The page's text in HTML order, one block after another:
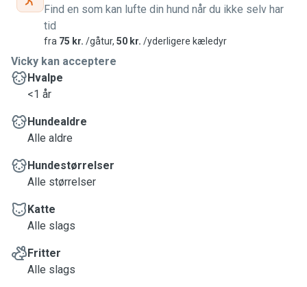
Find en som kan lufte din hund når du ikke selv har
tid
fra 75 kr. /gåtur, 50 kr. /yderligere kæledyr
Vicky kan acceptere
Hvalpe
<1 år
Hundealdre
Alle aldre
Hundestørrelser
Alle størrelser
Katte
Alle slags
Fritter
Alle slags